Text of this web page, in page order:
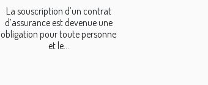
La souscription d’un contrat
d’assurance est devenue une
obligation pour toute personne
et le...